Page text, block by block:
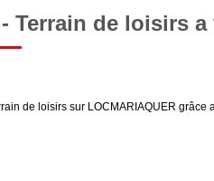
de loisirs a
de loisirs sur LOCMARIAQUER